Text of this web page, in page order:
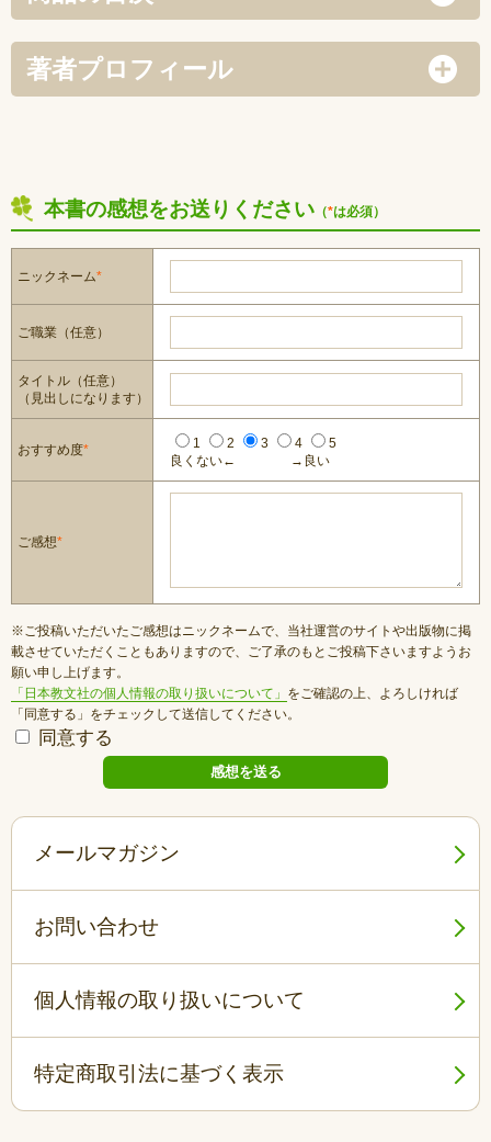
著者プロフィール
本書の感想をお送りください （*は必須）
ニックネーム*
ご職業（任意）
タイトル（任意）
（見出しになります）
おすすめ度* 1 2 3 4
5
良くない←
→良い
ご感想*
※ご投稿いただいたご感想はニックネームで、当社運営のサイトや出版物に掲
載させていただくこともありますので、ご了承のもとご投稿下さいますようお
願い申し上げます。
「日本教文社の個人情報の取り扱いについて」 をご確認の上、よろしければ
「同意する」をチェックして送信してください。
同意する
メールマガジン
お問い合わせ
個人情報の取り扱いについて
特定商取引法に基づく表示